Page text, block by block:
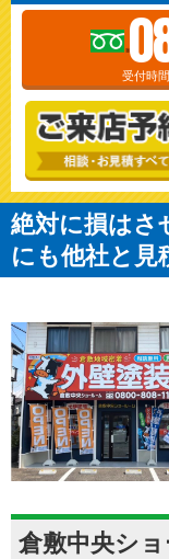
受付時
絶対に損はさ
にも他社と見
倉敷中央シ